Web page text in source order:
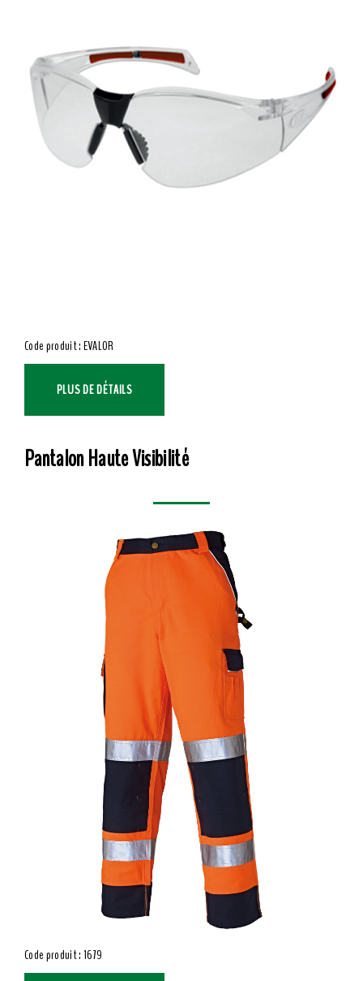
Code produit : EVALOR
PLUS DE DÉTAILS
Pantalon Haute Visibilité
Code produit : 1679